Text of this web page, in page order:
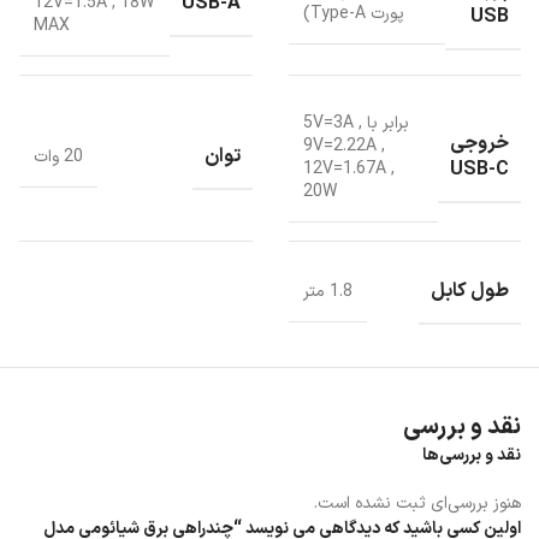
ویژگی های چند راهی برق شیائومی مدل
XMCXB05QM 20W TYPE-C
چندراهی برق شیائومی
مطابق با دستگاه مختلف شما در خانه یا محل کارتان تنظیم می کند.
USB
پورت Type-A)
MAX
خروجی
USB-C
برابر با 5V=3A ,
9V=2.22A ,
12V=1.67A ,
20W
توان 20 وات
طول کابل 1.8 متر
نقد و بررسی
نقد و بررسی‌ها
هنوز بررسی‌ای ثبت نشده است.
اولین کسی باشید که دیدگاهی می نویسد “چندراهی برق شیائومی مدل